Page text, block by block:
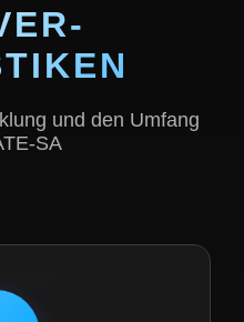
und den Umfang
SA